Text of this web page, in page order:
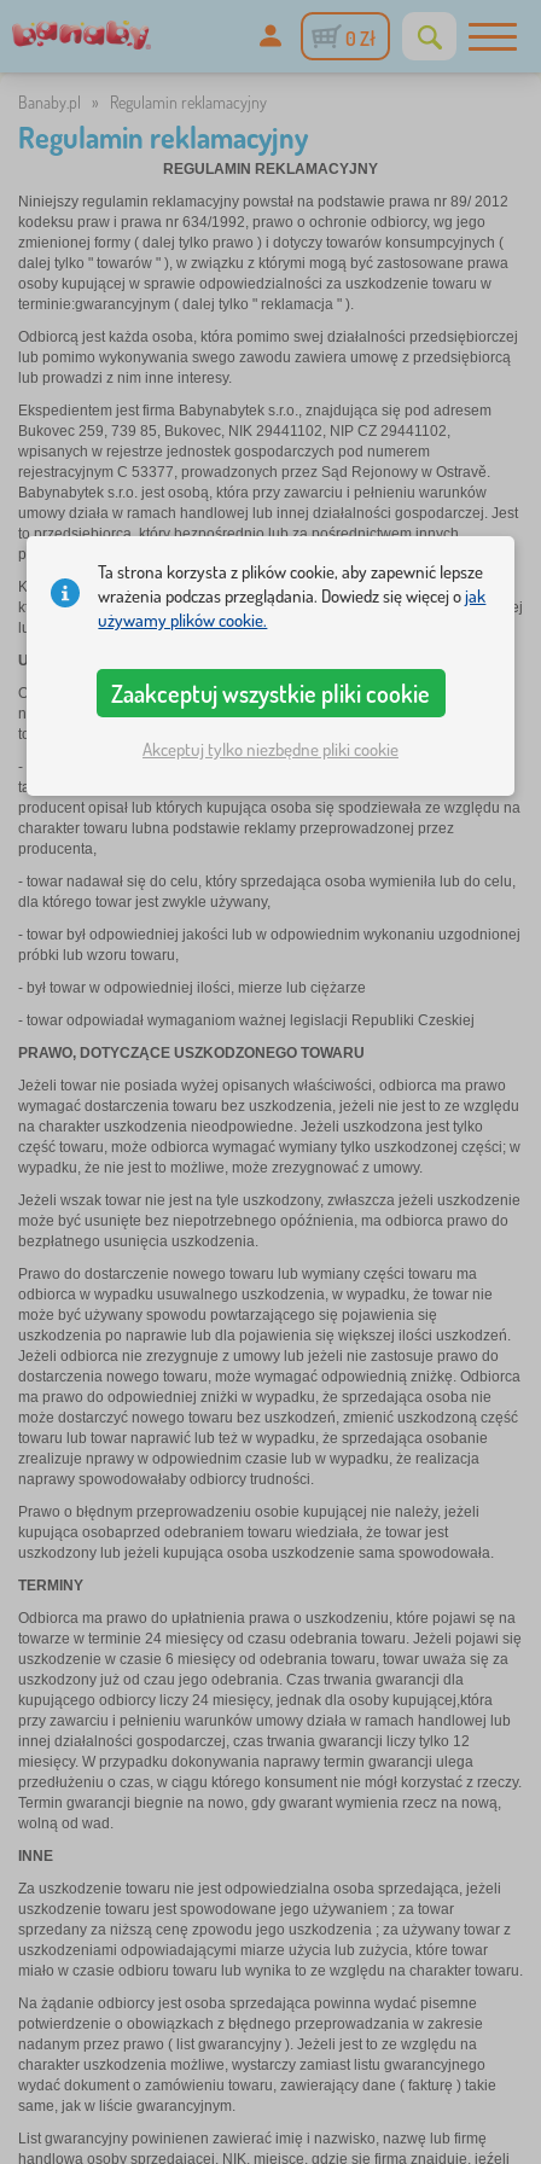
0 Zł
Banaby.pl » Regulamin reklamacyjny
Regulamin reklamacyjny
REGULAMIN REKLAMACYJNY
Niniejszy regulamin reklamacyjny powstał na podstawie prawa nr 89/ 2012
kodeksu praw i prawa nr 634/1992, prawo o ochronie odbiorcy, wg jego
zmienionej formy ( dalej tylko prawo ) i dotyczy towarów konsumpcyjnych (
dalej tylko " towarów " ), w związku z którymi mogą być zastosowane prawa
osoby kupującej w sprawie odpowiedzialności za uszkodzenie towaru w
terminie:gwarancyjnym ( dalej tylko " reklamacja " ).
Odbiorcą jest każda osoba, która pomimo swej działalności przedsiębiorczej
lub pomimo wykonywania swego zawodu zawiera umowę z przedsiębiorcą
lub prowadzi z nim inne interesy.
Ekspedientem jest firma Babynabytek s.r.o., znajdująca się pod adresem
Bukovec 259, 739 85, Bukovec, NIK 29441102, NIP CZ 29441102,
wpisanych w rejestrze jednostek gospodarczych pod numerem
rejestracyjnym C 53377, prowadzonych przez Sąd Rejonowy w Ostravě.
Babynabytek s.r.o. jest osobą, która przy zawarciu i pełnieniu warunków
umowy działa w ramach handlowej lub innej działalności gospodarczej. Jest
to przedsiębiorca, który bezpośrednio lub za pośrednictwem innych
przedsiębiorców dostarczea towar lub inne usługi odbiorcowi.
Klientem sklepu internetowego jest kupujący odbiorca lub osoba kupująca,
która przy zawarciu i pełnieniu warunków umowy działa w ramach handlowej
lub innej działalności gospodarczej.
USZKODZENIA TOWARU
Osoba sprzedająca odpowiada odbiorcy za to, że towar w czasie odebrania
nie jest uszkodzony. Sprzedająca osoba odpowiada odbiorcy zwłaszcza za
to, że w czasie, kiedy odbiorca towar odebrał,
- towar odpowiadał towarowi, który obie strony uzgodniły, a w wypadku, że
tak nie było, towar miał takie właściwości, które sprzedająca osoba lub
producent opisał lub których kupująca osoba się spodziewała ze względu na
charakter towaru lubna podstawie reklamy przeprowadzonej przez
producenta,
- towar nadawał się do celu, który sprzedająca osoba wymieniła lub do celu,
dla którego towar jest zwykle używany,
- towar był odpowiedniej jakości lub w odpowiednim wykonaniu uzgodnionej
próbki lub wzoru towaru,
- był towar w odpowiedniej ilości, mierze lub ciężarze
- towar odpowiadał wymaganiom ważnej legislacji Republiki Czeskiej
PRAWO, DOTYCZĄCE USZKODZONEGO TOWARU
Jeżeli towar nie posiada wyżej opisanych właściwości, odbiorca ma prawo
wymagać dostarczenia towaru bez uszkodzenia, jeżeli nie jest to ze względu
na charakter uszkodzenia nieodpowiedne. Jeżeli uszkodzona jest tylko
część towaru, może odbiorca wymagać wymiany tylko uszkodzonej części; w
wypadku, że nie jest to możliwe, może zrezygnować z umowy.
Jeżeli wszak towar nie jest na tyle uszkodzony, zwłaszcza jeżeli uszkodzenie
może być usunięte bez niepotrzebnego opóźnienia, ma odbiorca prawo do
bezpłatnego usunięcia uszkodzenia.
Prawo do dostarczenie nowego towaru lub wymiany części towaru ma
odbiorca w wypadku usuwalnego uszkodzenia, w wypadku, że towar nie
może być używany spowodu powtarzającego się pojawienia się
uszkodzenia po naprawie lub dla pojawienia się większej ilości uszkodzeń.
Jeżeli odbiorca nie zrezygnuje z umowy lub jeżeli nie zastosuje prawo do
dostarczenia nowego towaru, może wymagać odpowiednią zniżkę. Odbiorca
ma prawo do odpowiedniej zniżki w wypadku, że sprzedająca osoba nie
może dostarczyć nowego towaru bez uszkodzeń, zmienić uszkodzoną część
towaru lub towar naprawić lub też w wypadku, że sprzedająca osobanie
zrealizuje nprawy w odpowiednim czasie lub w wypadku, że realizacja
naprawy spowodowałaby odbiorcy trudności.
Prawo o błędnym przeprowadzeniu osobie kupującej nie należy, jeżeli
kupująca osobaprzed odebraniem towaru wiedziała, że towar jest
uszkodzony lub jeżeli kupująca osoba uszkodzenie sama spowodowała.
TERMINY
Odbiorca ma prawo do upłatnienia prawa o uszkodzeniu, które pojawi sę na
towarze w terminie 24 miesięcy od czasu odebrania towaru. Jeżeli pojawi się
uszkodzenie w czasie 6 miesięcy od odebrania towaru, towar uważa się za
uszkodzony już od czau jego odebrania. Czas trwania gwarancji dla
kupującego odbiorcy liczy 24 miesięcy, jednak dla osoby kupującej,która
przy zawarciu i pełnieniu warunków umowy działa w ramach handlowej lub
innej działalności gospodarczej, czas trwania gwarancji liczy tylko 12
miesięcy. W przypadku dokonywania naprawy termin gwarancji ulega
przedłużeniu o czas, w ciągu którego konsument nie mógł korzystać z rzeczy.
Termin gwarancji biegnie na nowo, gdy gwarant wymienia rzecz na nową,
wolną od wad.
INNE
Za uszkodzenie towaru nie jest odpowiedzialna osoba sprzedająca, jeżeli
uszkodzenie towaru jest spowodowane jego używaniem ; za towar
sprzedany za niższą cenę zpowodu jego uszkodzenia ; za używany towar z
uszkodzeniami odpowiadającymi miarze użycia lub zużycia, które towar
miało w czasie odbioru towaru lub wynika to ze względu na charakter towaru.
Na żądanie odbiorcy jest osoba sprzedająca powinna wydać pisemne
potwierdzenie o obowiązkach z błędnego przeprowadzania w zakresie
nadanym przez prawo ( list gwarancyjny ). Jeżeli jest to ze względu na
charakter uszkodzenia możliwe, wystarczy zamiast listu gwarancyjnego
wydać dokument o zamówieniu towaru, zawierający dane ( fakturę ) takie
same, jak w liście gwarancyjnym.
List gwarancyjny powinienen zawierać imię i nazwisko, nazwę lub firmę
handlową osoby sprzedającej, NIK, miejsce, gdzie się firma znajduje, jeźeli
Ta strona korzysta z plików cookie, aby zapewnić lepsze
wrażenia podczas przeglądania. Dowiedz się więcej ojak
używamy plików cookie.
Zaakceptuj wszystkie pliki cookie
Akceptuj tylko niezbędne pliki cookie